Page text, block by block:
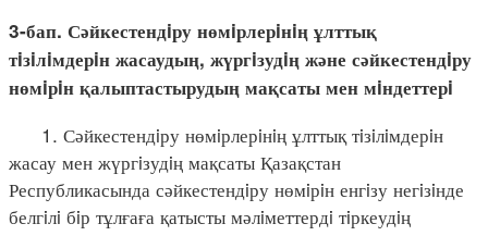
3-бап. Сәйкестендiру нөмiрлерiнiң ұлттық
тiзiлiмдерiн жасаудың, жүргiзудiң және сәйкестендiру
нөмiрiн қалыптастырудың мақсаты мен мiндеттерi
1. Сәйкестендiру нөмiрлерiнiң ұлттық тiзiлiмдерiн
жасау мен жүргiзудiң мақсаты Қазақстан
Республикасында сәйкестендiру нөмiрiн енгiзу негiзiнде
белгiлi бiр тұлғаға қатысты мәлiметтердi тiркеудiң